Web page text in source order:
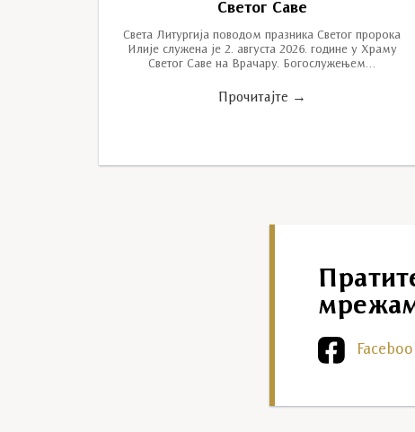
Светог Саве
Света Литургија поводом празника Светог пророка
Илије служена је 2. августа 2026. године у Храму
Светог Саве на Врачару. Богослужењем…
Прочитајте →